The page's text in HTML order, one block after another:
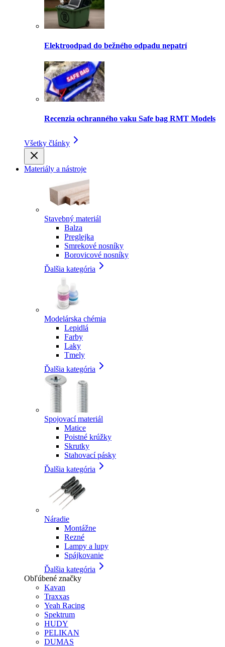
Elektroodpad do bežného odpadu nepatrí
Recenzia ochranného vaku Safe bag RMT Models
Všetky články
Materiály a nástroje
Stavebný materiál
Balza
Preglejka
Smrekové nosníky
Borovicové nosníky
Ďalšia kategória
Modelárska chémia
Lepidlá
Farby
Laky
Tmely
Ďalšia kategória
Spojovací materiál
Matice
Poistné krúžky
Skrutky
Stahovací pásky
Ďalšia kategória
Náradie
Montážne
Rezné
Lampy a lupy
Spájkovanie
Ďalšia kategória
Obľúbené značky
Kavan
Traxxas
Yeah Racing
Spektrum
HUDY
PELIKAN
DUMAS